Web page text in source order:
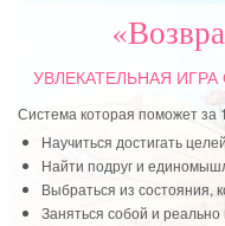
УВЛЕКАТЕЛЬНАЯ ИГРА
Система которая поможет за
Научиться достигать
Найти подруг и
Выбраться из состояния,
Заняться собой и